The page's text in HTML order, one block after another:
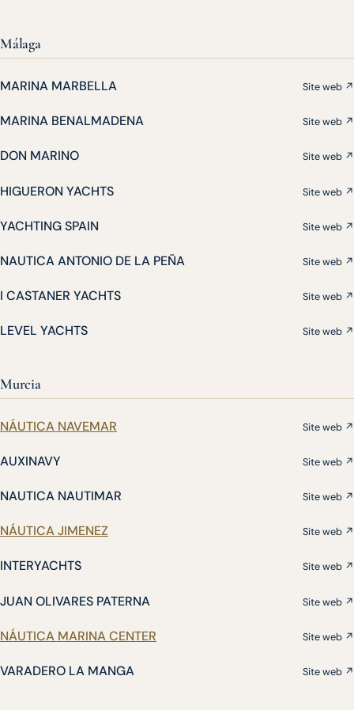
Málaga
MARINA MARBELLA Site web ↗
MARINA BENALMADENA Site web ↗
DON MARINO Site web ↗
HIGUERON YACHTS Site web ↗
YACHTING SPAIN Site web ↗
NAUTICA ANTONIO DE LA PEÑA Site web ↗
I CASTANER YACHTS Site web ↗
LEVEL YACHTS Site web ↗
Murcia
NÁUTICA NAVEMAR Site web ↗
AUXINAVY Site web ↗
NAUTICA NAUTIMAR Site web ↗
NÁUTICA JIMENEZ Site web ↗
INTERYACHTS Site web ↗
JUAN OLIVARES PATERNA Site web ↗
NÁUTICA MARINA CENTER Site web ↗
VARADERO LA MANGA Site web ↗